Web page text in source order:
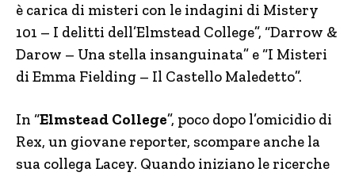
è carica di misteri con le indagini di Mistery
101 – I delitti dell’Elmstead College”, “Darrow &
Darow – Una stella insanguinata” e “I Misteri
di Emma Fielding – Il Castello Maledetto”.
In “Elmstead College”, poco dopo l’omicidio di
Rex, un giovane reporter, scompare anche la
sua collega Lacey. Quando iniziano le ricerche